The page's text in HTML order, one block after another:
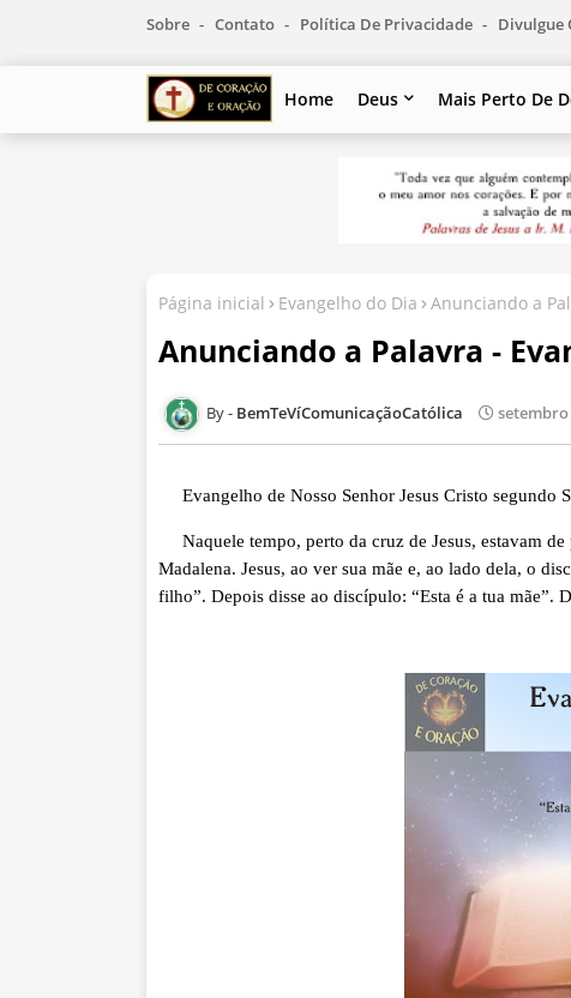
Sobre Contato Política De Privacidade Divulgue
Home Deus Mais Perto De
Página inicial Evangelho do Dia Anunciando a
Anunciando a Palavra -
BemTeVíComunicaçãoCatólica setembro
Evangelho de Nosso Senhor Jesus Cristo segundo
Naquele tempo, perto da cruz de Jesus, estavam de
Madalena. Jesus, ao ver sua mãe e, ao lado dela, o
filho”. Depois disse ao discípulo: “Esta é a tua mãe”.